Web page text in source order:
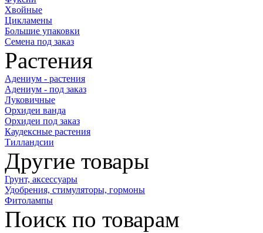
Хвойные
Цикламены
Большие упаковки
Семена под заказ
Растения
Адениум - растения
Адениум - под заказ
Луковичные
Орхидеи ванда
Орхидеи под заказ
Каудексные растения
Тилландсии
Другие товары
Грунт, аксессуары
Удобрения, стимуляторы, гормоны
Фитолампы
Поиск по товарам